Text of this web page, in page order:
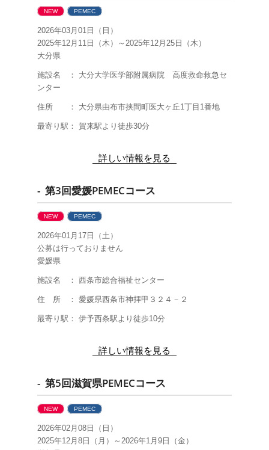
NEW PEMEC
2026年03月01日（日）
2025年12月11日（木）～2025年12月25日（木）
大分県
施設名 ： 大分大学医学部附属病院 高度救命救急セ
ンター
住所 ： 大分県由布市挟間町医大ヶ丘1丁目1番地
最寄り駅： 賀来駅より徒歩30分
詳しい情報を見る
- 第3回愛媛PEMECコース
NEW PEMEC
2026年01月17日（土）
公募は行っておりません
愛媛県
施設名 ： 西条市総合福祉センター
住 所 ： 愛媛県西条市神拝甲３２４－２
最寄り駅： 伊予西条駅より徒歩10分
詳しい情報を見る
- 第5回滋賀県PEMECコース
NEW PEMEC
2026年02月08日（日）
2025年12月8日（月）～2026年1月9日（金）